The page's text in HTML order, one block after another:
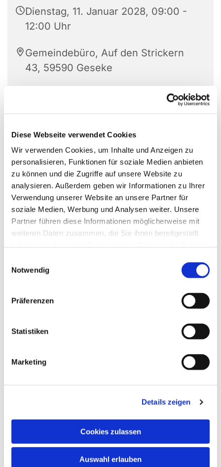
Diese Webseite verwendet Cookies
Wir verwenden Cookies, um Inhalte und Anzeigen zu
personalisieren, Funktionen für soziale Medien anbieten
zu können und die Zugriffe auf unsere Website zu
analysieren. Außerdem geben wir Informationen zu Ihrer
Verwendung unserer Website an unsere Partner für
soziale Medien, Werbung und Analysen weiter. Unsere
Partner führen diese Informationen möglicherweise mit
weiteren Daten zusammen, die Sie ihnen bereitgestellt
Notwendig
Präferenzen
Statistiken
Marketing
Details zeigen
Cookies zulassen
Auswahl erlauben
Dienstag, 11. Januar 2028, 09:00 -
12:00 Uhr
Gemeindebüro, Auf den Strickern
43, 59590 Geseke